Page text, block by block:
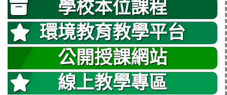
學校本位課程
環境教育教學平台
公開授課網站
線上教學專區